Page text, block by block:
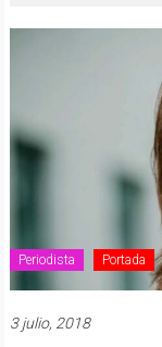
Periodista Portada
3 julio, 2018